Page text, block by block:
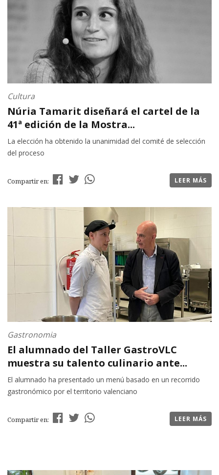
Cultura
Núria Tamarit diseñará el cartel de la
41ª edición de la Mostra...
La elección ha obtenido la unanimidad del comité de selección
del proceso
Compartir en: LEER MÁS
Gastronomia
El alumnado del Taller GastroVLC
muestra su talento culinario ante...
El alumnado ha presentado un menú basado en un recorrido
gastronómico por el territorio valenciano
Compartir en: LEER MÁS